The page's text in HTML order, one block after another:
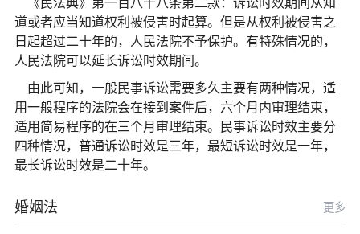
道或者应当知道权利被侵害时起算。但是从权利被侵害之
日起超过二十年的，人民法院不予保护。有特殊情况的，
人民法院可以延长诉讼时效期间。
由此可知，一般民事诉讼需要多久主要有两种情况，适
用一般程序的法院会在接到案件后，六个月内审理结束，
适用简易程序的在三个月审理结束。民事诉讼时效主要分
四种情况，普通诉讼时效是三年，最短诉讼时效是一年，
最长诉讼时效是二十年。
婚姻法 更多